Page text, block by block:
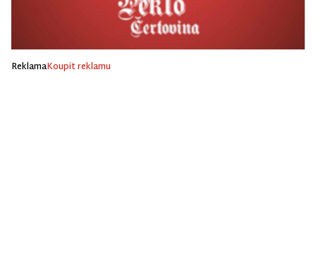
ReklamaKoupit reklamu